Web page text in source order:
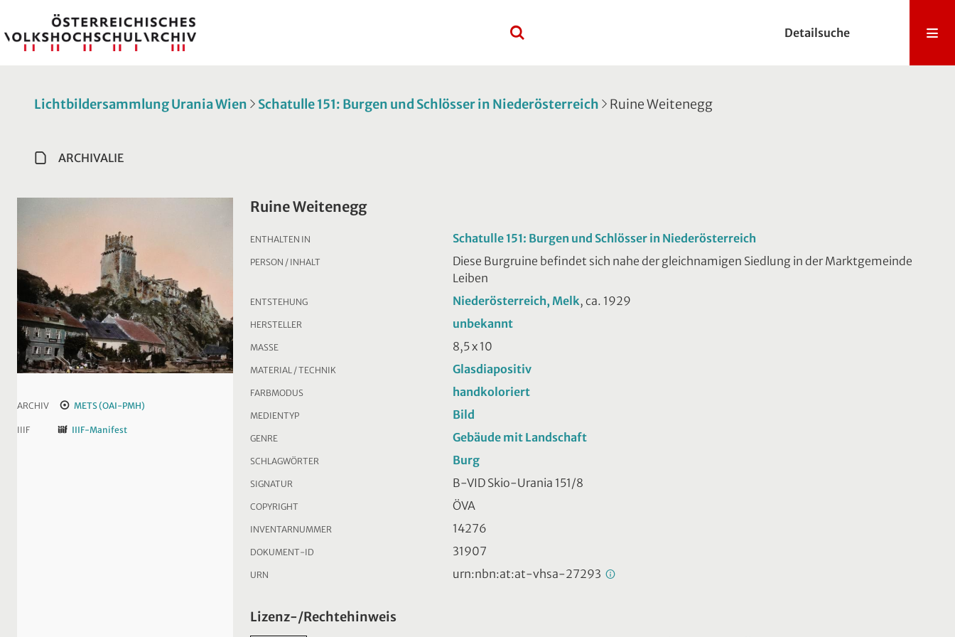
Detailsuche
Lichtbildersammlung Urania Wien Schatulle 151: Burgen und Schlösser in Niederösterreich Ruine Weitenegg
ARCHIVALIE
ARCHIV METS (OAI-PMH)
IIIF IIIF-Manifest
Ruine Weitenegg
ENTHALTEN IN Schatulle 151: Burgen und Schlösser in Niederösterreich
PERSON / INHALT
Diese Burgruine befindet sich nahe der gleichnamigen Siedlung in der Marktgemeinde
Leiben
ENTSTEHUNG Niederösterreich, Melk, ca. 1929
HERSTELLER unbekannt
MASSE 8,5 x 10
MATERIAL / TECHNIK Glasdiapositiv
FARBMODUS handkoloriert
MEDIENTYP Bild
GENRE Gebäude mit Landschaft
SCHLAGWÖRTER Burg
SIGNATUR B-VID Skio-Urania 151/8
COPYRIGHT ÖVA
INVENTARNUMMER 14276
DOKUMENT-ID 31907
URN urn:nbn:at:at-vhsa-27293
Lizenz-/Rechtehinweis